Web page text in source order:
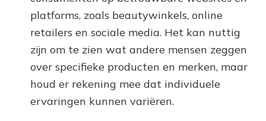
platforms, zoals beautywinkels, online
retailers en sociale media. Het kan nuttig
zijn om te zien wat andere mensen zeggen
over specifieke producten en merken, maar
houd er rekening mee dat individuele
ervaringen kunnen variëren.